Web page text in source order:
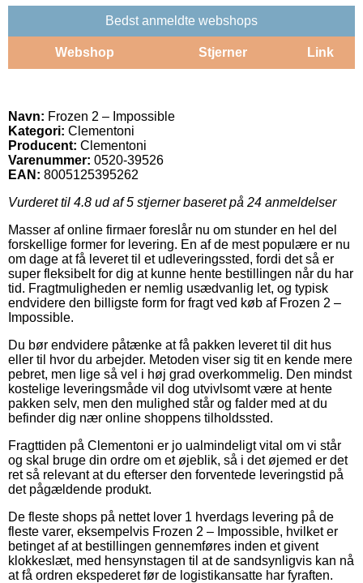
Bedst anmeldte webshops
Webshop Stjerner Link
Navn: Frozen 2 – Impossible
Kategori: Clementoni
Producent: Clementoni
Varenummer: 0520-39526
EAN: 8005125395262
Vurderet til 4.8 ud af 5 stjerner baseret på 24 anmeldelser
Masser af online firmaer foreslår nu om stunder en hel del
forskellige former for levering. En af de mest populære er nu
om dage at få leveret til et udleveringssted, fordi det så er
super fleksibelt for dig at kunne hente bestillingen når du har
tid. Fragtmuligheden er nemlig usædvanlig let, og typisk
endvidere den billigste form for fragt ved køb af Frozen 2 –
Impossible.
Du bør endvidere påtænke at få pakken leveret til dit hus
eller til hvor du arbejder. Metoden viser sig tit en kende mere
pebret, men lige så vel i høj grad overkommelig. Den mindst
kostelige leveringsmåde vil dog utvivlsomt være at hente
pakken selv, men den mulighed står og falder med at du
befinder dig nær online shoppens tilholdssted.
Fragttiden på Clementoni er jo ualmindeligt vital om vi står
og skal bruge din ordre om et øjeblik, så i det øjemed er det
ret så relevant at du efterser den forventede leveringstid på
det pågældende produkt.
De fleste shops på nettet lover 1 hverdags levering på de
fleste varer, eksempelvis Frozen 2 – Impossible, hvilket er
betinget af at bestillingen gennemføres inden et givent
klokkeslæt, med hensynstagen til at de sandsynligvis kan nå
at få ordren ekspederet før de logistikansatte har fyraften.